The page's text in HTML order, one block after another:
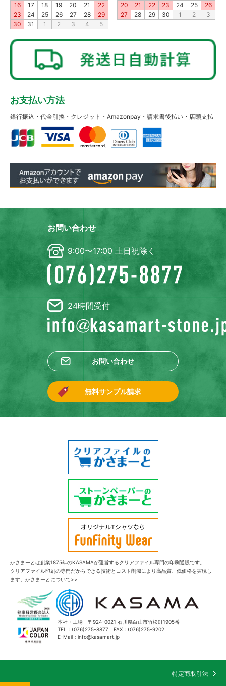
16
17 18 19 20 21
22
23
24 25 26 27 28
29
30
31 1 2 3 4 5
20
21 22 23 24 25
26
27
28 29 30 1 2 3
お支払い方法
銀行振込・代金引換・クレジット・Amazonpay・請求書後払い・店頭支払
お問い合わせ
9:00〜17:00 土日祝除く
24時間受付
お問い合わせ
無料サンプル請求
かさまーとは創業1875年のKASAMAが運営するクリアファイル専門の印刷通販です。
クリアファイル印刷の専門だからできる技術とコスト削減により高品質、低価格を実現し
ます。 かさまーとについて>>
本社・工場 〒924-0021 石川県白山市竹松町1905番
TEL：(076)275-8877 FAX：(076)275-9202
E-Mail：info@kasamart.jp
特定商取引法